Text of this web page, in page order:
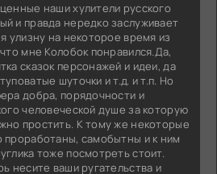
наши хулители русского
и правда нередко заслуживает
улизну на некоторое время из
мне Колобок понравился.Да,
сказок персонажей и идеи, да
шуточки и т.д. и т.п. Но
добра, порядочности и
человеческой душе за которую
простить. К тому же некоторые
проработаны, самобытны и к ним
тоже посмотреть стоит.
несите ваши ругательства и